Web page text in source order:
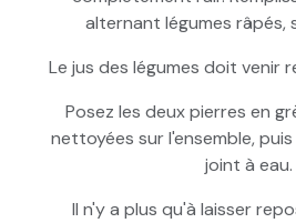
alternant légumes râpés,
Le jus des légumes doit venir
Posez les deux pierres en
nettoyées sur l'ensemble,
joint à eau.
Il n'y a plus qu'à laisser